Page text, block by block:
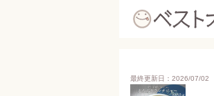
最終更新日：2026/07/02